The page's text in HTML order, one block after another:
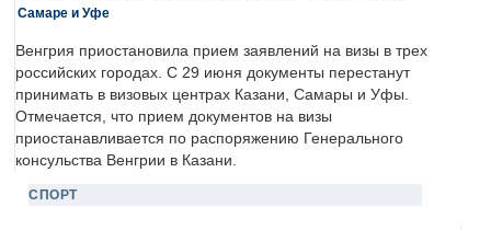
Самаре и Уфе
Венгрия приостановила прием заявлений на визы в трех
российских городах. С 29 июня документы перестанут
принимать в визовых центрах Казани, Самары и Уфы.
Отмечается, что прием документов на визы
приостанавливается по распоряжению Генерального
консульства Венгрии в Казани.
СПОРТ